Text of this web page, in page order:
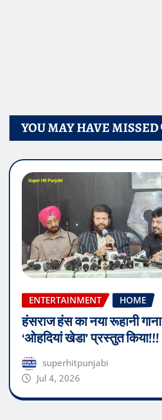
YOU MAY HAVE MISSED
ENTERTAINMENT HOME
हंसराज हंस का नया रूहानी गाना
‘ओहदियां खेडा’ प्रस्तुत किया!!!
superhitpunjabi
Jul 4, 2026